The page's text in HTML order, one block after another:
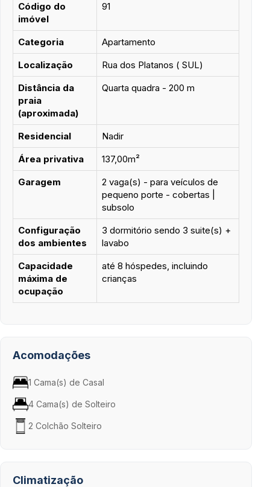
Código do
imóvel
91
Categoria
Apartamento
Localização
Rua dos Platanos ( SUL)
Distância da
praia
(aproximada)
Quarta quadra - 200 m
Residencial
Nadir
Área privativa
137,00m²
Garagem
2 vaga(s) - para veículos de
pequeno porte - cobertas |
subsolo
Configuração
dos ambientes
3 dormitório sendo 3 suite(s) +
lavabo
Capacidade
máxima de
ocupação
até 8 hóspedes, incluindo
crianças
Acomodações
1 Cama(s) de Casal
4 Cama(s) de Solteiro
2 Colchão Solteiro
Climatização